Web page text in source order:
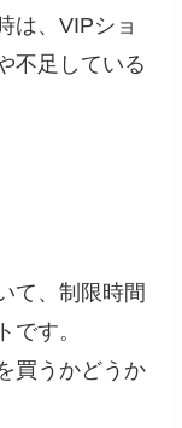
は、VIPショ
不足している
て、制限時間
です。
買うかどうか